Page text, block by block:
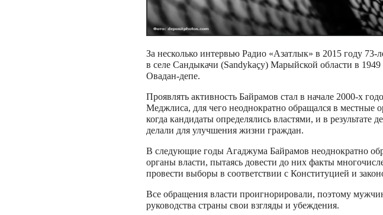
За несколько интервью Радио «Азатлык» в 2015 году 73-
в селе Сандыкачи (Sandykaçy) Марыйской области в
Овадан-депе.
Проявлять активность Байрамов стал в начале 2000-х
Меджлиса, для чего неоднократно обращался в местные
когда кандидаты определялись властями, и в
делали для улучшения жизни граждан.
В следующие годы Агаджума Байрамов неоднократно
органы власти, пытаясь довести до них факты
провести выборы в соответствии с Конституцией и
Все обращения власти проигнорировали, поэтому
руководства страны свои взгляды и убеждения.